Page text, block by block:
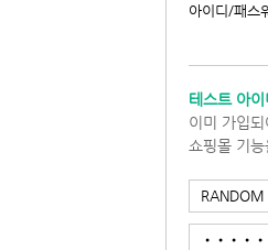
아이디/패스
테스트 아
이미 가입
쇼핑몰 기